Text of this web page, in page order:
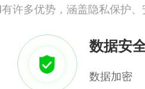
许多优势，涵盖隐私保护
数据安
数据加密